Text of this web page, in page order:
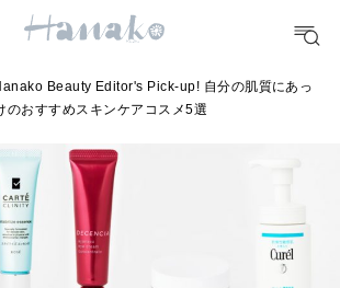
TRAVEL
明日のわたし
星座別] Weekly Holoscope
座別] Monthly Love Holoscope
HEALTH
自分にやさしく
Beauty Editor's Pick-up! 自分の肌質にあっ
のおすすめスキンケアコスメ5選